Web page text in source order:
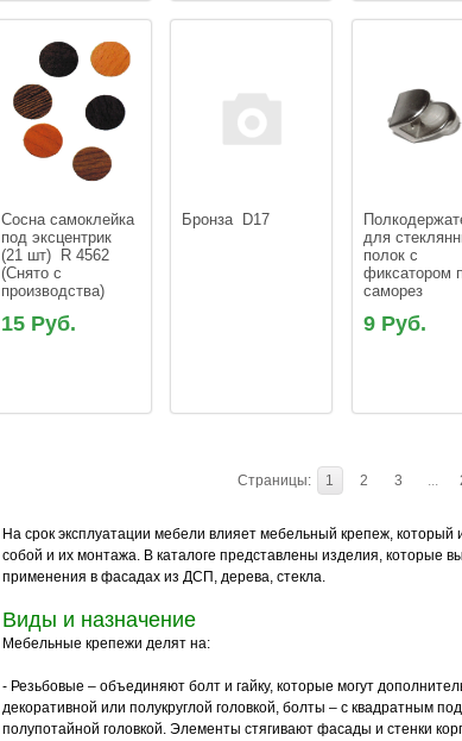
Сосна самоклейка
под эксцентрик
(21 шт)  R 4562
(Снято с
15 Руб.
для
полок с
фиксатором
саморез
9 Руб.
Страницы: 1 2 3 ...
На срок эксплуатации мебели влияет мебельный крепеж,
собой и их монтажа. В каталоге представлены изделия, которые
применения в фасадах из ДСП, дерева, стекла.
Виды и назначение
Мебельные крепежи делят на:
- Резьбовые – объединяют болт и гайку, которые могут
декоративной или полукруглой головкой, болты – с квадратным
полупотайной головкой. Элементы стягивают фасады и стенки